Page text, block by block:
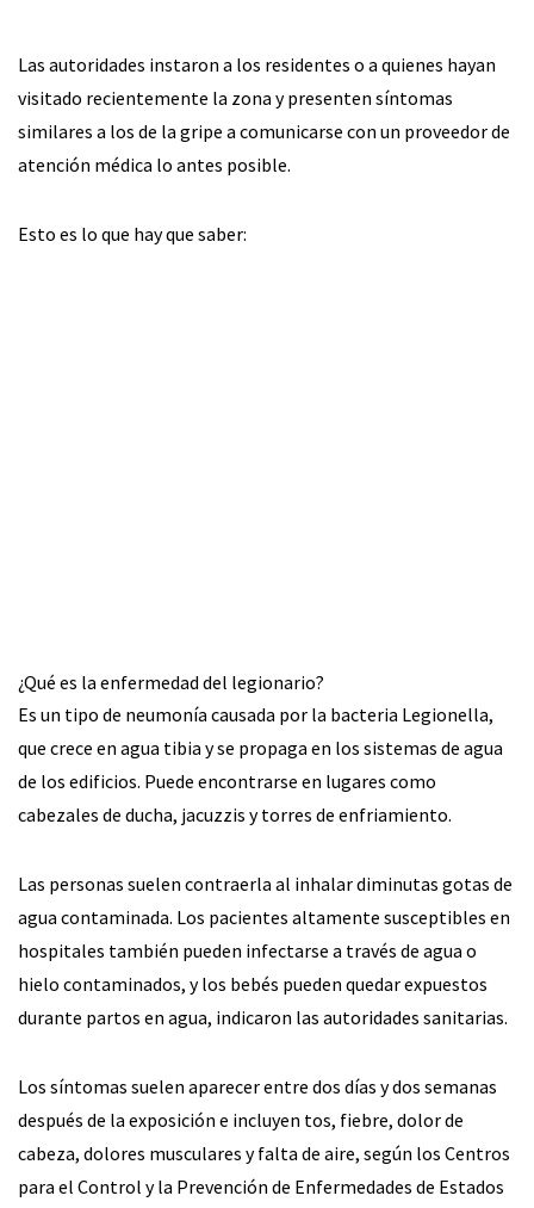
Las autoridades instaron a los residentes o a quienes hayan
visitado recientemente la zona y presenten síntomas
similares a los de la gripe a comunicarse con un proveedor de
atención médica lo antes posible.
Esto es lo que hay que saber:
¿Qué es la enfermedad del legionario?
Es un tipo de neumonía causada por la bacteria Legionella,
que crece en agua tibia y se propaga en los sistemas de agua
de los edificios. Puede encontrarse en lugares como
cabezales de ducha, jacuzzis y torres de enfriamiento.
Las personas suelen contraerla al inhalar diminutas gotas de
agua contaminada. Los pacientes altamente susceptibles en
hospitales también pueden infectarse a través de agua o
hielo contaminados, y los bebés pueden quedar expuestos
durante partos en agua, indicaron las autoridades sanitarias.
Los síntomas suelen aparecer entre dos días y dos semanas
después de la exposición e incluyen tos, fiebre, dolor de
cabeza, dolores musculares y falta de aire, según los Centros
para el Control y la Prevención de Enfermedades de Estados